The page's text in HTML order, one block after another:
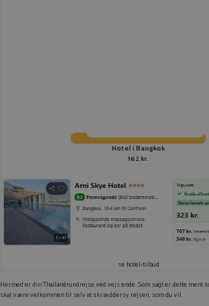
Hotel i Bangkok
162 kr.
se hotel-tilbud
Hermed er din Thailandrundrejse ved vejs ende. Som sagt er dette ment
skal være velkommen til selv at skræddersy rejsen, som du vil.